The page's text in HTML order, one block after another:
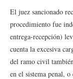
El juez sancionado
procedimiento fue
entrega-recepción)
cuenta la excesiva
del ramo civil
en el sistema penal,